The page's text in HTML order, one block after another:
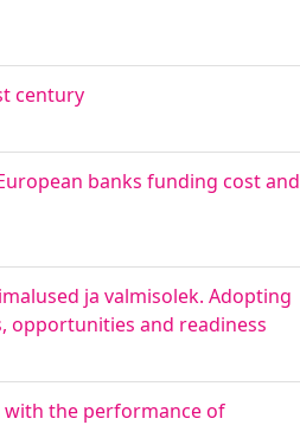
century
banks funding cost and
ja valmisolek. Adopting
opportunities and readiness
with the performance of